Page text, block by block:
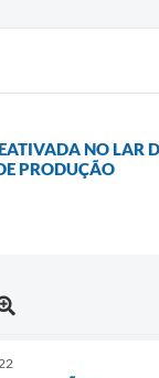
NO LAR
PRODUÇÃO